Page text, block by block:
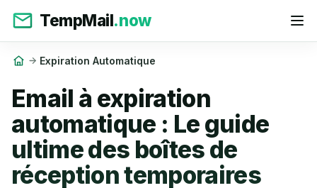
TempMail.now
Expiration Automatique
Email à expiration
automatique : Le guide
ultime des boîtes de
réception temporaires